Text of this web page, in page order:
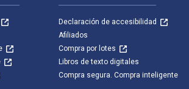
Declaración de accesibilidad
Afiliados
Compra por lotes
Libros de texto digitales
Compra segura. Compra inteligente